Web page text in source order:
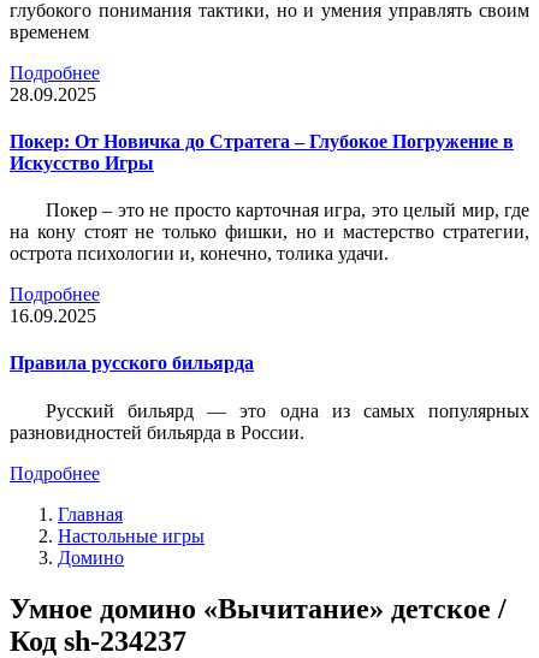
глубокого понимания тактики, но и умения управлять своим
временем
Подробнее
28.09.2025
Покер: От Новичка до Стратега – Глубокое Погружение в
Искусство Игры
Покер – это не просто карточная игра, это целый мир, где
на кону стоят не только фишки, но и мастерство стратегии,
острота психологии и, конечно, толика удачи.
Подробнее
16.09.2025
Правила русского бильярда
Русский бильярд — это одна из самых популярных
разновидностей бильярда в России.
Подробнее
Главная
Настольные игры
Домино
Умное домино «Вычитание» детское /
Код sh-234237